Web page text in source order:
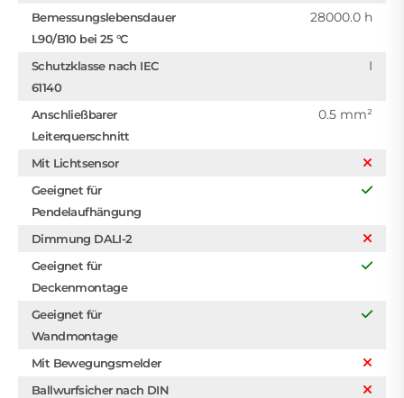
Bemessungslebensdauer
L90/B10 bei 25 °C
28000.0 h
Schutzklasse nach IEC
61140
I
Anschließbarer
Leiterquerschnitt
0.5 mm²
Mit Lichtsensor
Geeignet für
Pendelaufhängung
Dimmung DALI-2
Geeignet für
Deckenmontage
Geeignet für
Wandmontage
Mit Bewegungsmelder
Ballwurfsicher nach DIN